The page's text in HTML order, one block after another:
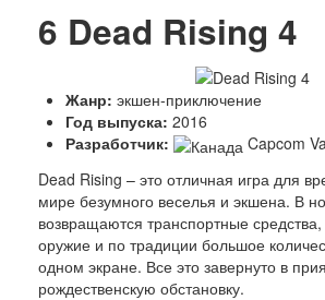
6 Dead Rising 4
Жанр: экшен-приключение
Год выпуска: 2016
Разработчик:
Capcom
Dead Rising – это отличная игра для
мире безумного веселья и экшена. В
возвращаются транспортные
оружие и по традиции большое
одном экране. Все это завернуто в
рождественскую обстановку.